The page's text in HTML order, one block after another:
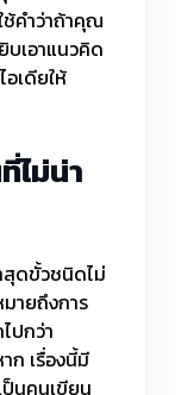
ช้คำว่าถ้าคุณ
บเอาแนวคิด
เดียให้
ไม่น่า
สุดขั้วชนิดไม่
ายถึงการ
ปกว่า
ก เรื่องนี้มี
นคนเขียน